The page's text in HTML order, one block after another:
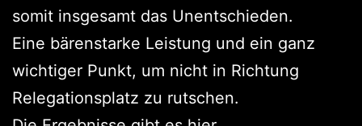
somit insgesamt das Unentschieden.
Eine bärenstarke Leistung und ein ganz
wichtiger Punkt, um nicht in Richtung
Relegationsplatz zu rutschen.